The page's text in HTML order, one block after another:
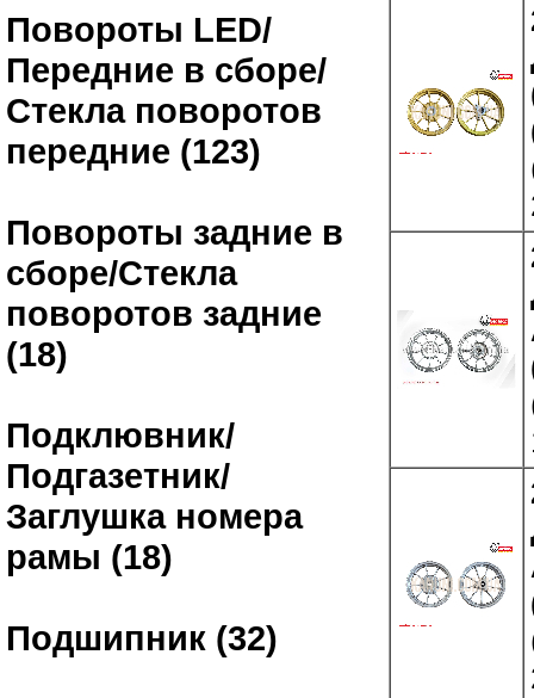
Повороты LED/
Передние в сборе/
Стекла поворотов
передние (123)
Повороты задние в
сборе/Стекла
поворотов задние
(18)
Подклювник/
Подгазетник/
Заглушка номера
рамы (18)
Подшипник (32)